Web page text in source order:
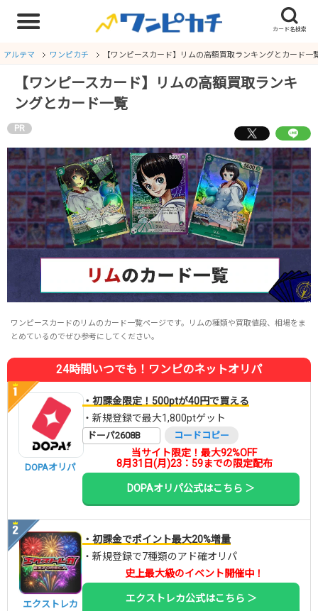
アルテマ ワンピカチ 【ワンピースカード】リムの高額買取ランキングとカード一
【ワンピースカード】リムの高額買取ランキ
ングとカード一覧
PR
ワンピースカードのリムのカード一覧ページです。リムの種類や買取値段、相場をま
とめているのでぜひ参考にしてください。
24時間いつでも！ワンピのネットオリパ
DOPAオリパ
・初課金限定！500ptが40円で買える
・新規登録で最大1,800ptゲット
ドーパ2608B コードコピー
当サイト限定！最大92%OFF
8月31日(月)23：59までの限定配布
DOPAオリパ公式はこちら ＞
エクストレカ
・初課金でポイント最大20%増量
・新規登録で7種類のアド確オリパ
史上最大級のイベント開催中！
エクストレカ公式はこちら ＞